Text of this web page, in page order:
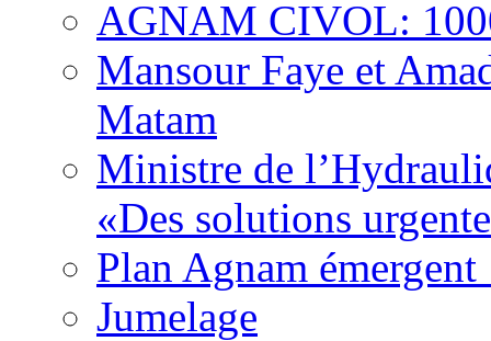
AGNAM CIVOL:
Mansour Faye et
Matam
Ministre de
«Des solutions
Plan Agnam
Jumelage